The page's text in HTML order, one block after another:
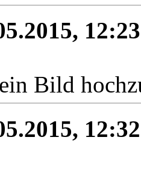
12:23
Bild
12:32